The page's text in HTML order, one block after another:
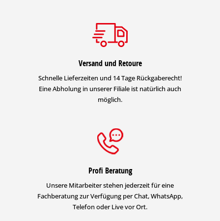
Versand und Retoure
Schnelle Lieferzeiten und 14 Tage Rückgaberecht!
Eine Abholung in unserer Filiale ist natürlich auch
möglich.
Profi Beratung
Unsere Mitarbeiter stehen jederzeit für eine
Fachberatung zur Verfügung per Chat, WhatsApp,
Telefon oder Live vor Ort.